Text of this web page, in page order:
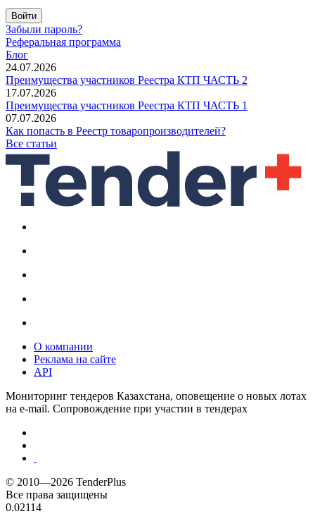
Войти
Забыли пароль?
Реферальная программа
Блог
24.07.2026
Преимущества участников Реестра КТП ЧАСТЬ 2
17.07.2026
Преимущества участников Реестра КТП ЧАСТЬ 1
07.07.2026
Как попасть в Реестр товаропроизводителей?
Все статьи
О компании
Реклама на сайте
API
Мониторинг тендеров Казахстана, оповещение о новых лотах
на e-mail. Сопровождение при участии в тендерах
© 2010—2026 TenderPlus
Все права защищены
0.02114